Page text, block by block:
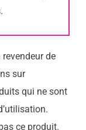
de
sur
qui ne sont
ce produit.